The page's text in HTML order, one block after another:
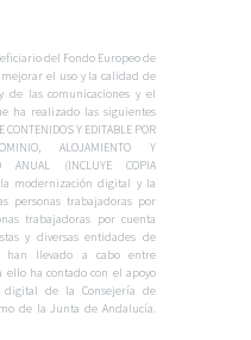
del Fondo Europeo de
el uso y la calidad de
de las comunicaciones y el
ha realizado las siguientes
CONTENIDOS Y EDITABLE POR
ALOJAMIENTO Y
ANUAL (INCLUYE COPIA
la modernización digital y la
personas trabajadoras por
trabajadoras por cuenta
y diversas entidades de
han llevado a cabo entre
ello ha contado con el apoyo
digital de la Consejería de
de la Junta de Andalucía.